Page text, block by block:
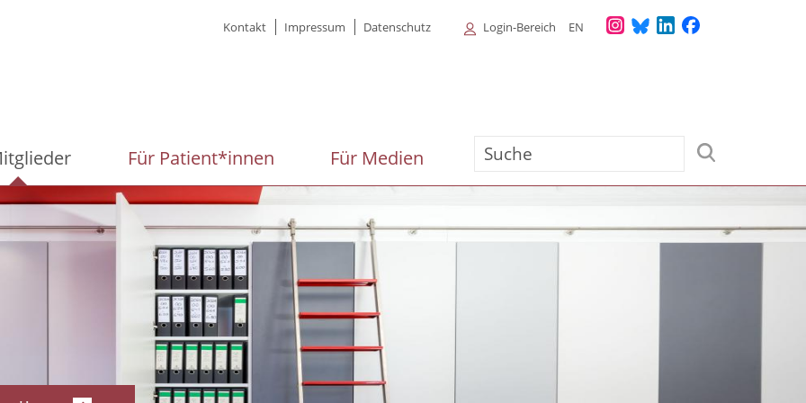
Meta
Kontakt Impressum Datenschutz
LoginLogin-Bereich EN
Für Patient*innen Für Medien Suche